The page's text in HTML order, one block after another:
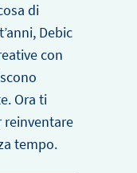
di
Debic
con
Ora ti
reinventare
tempo.